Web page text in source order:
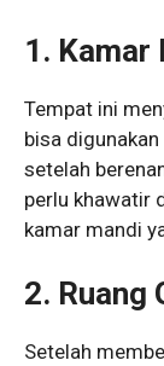
1. Kamar
Tempat ini
bisa
setelah
perlu khawatir
kamar mandi
2. Ruang
Setelah